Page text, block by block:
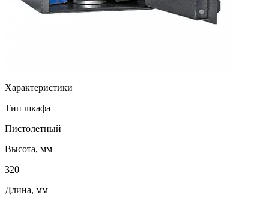
Характеристики
Тип шкафа
Пистолетный
Высота, мм
320
Длина, мм